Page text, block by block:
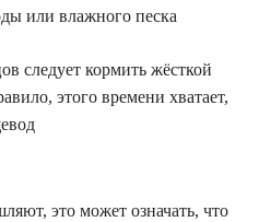
или влажного песка
следует кормить жёсткой
этого времени хватает,
это может означать, что